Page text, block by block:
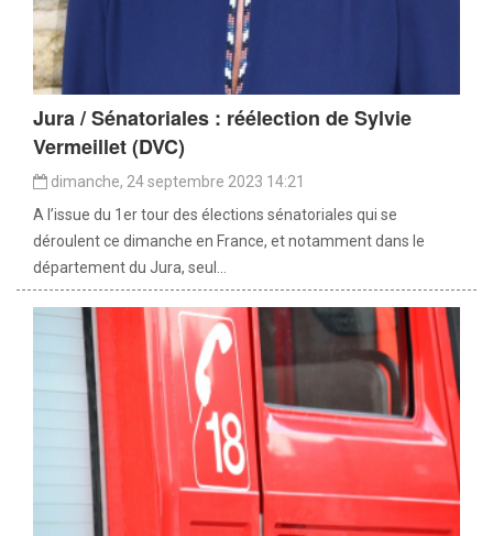
Jura / Sénatoriales : réélection de Sylvie
Vermeillet (DVC)
dimanche, 24 septembre 2023 14:21
A l’issue du 1er tour des élections sénatoriales qui se
déroulent ce dimanche en France, et notamment dans le
département du Jura, seul...